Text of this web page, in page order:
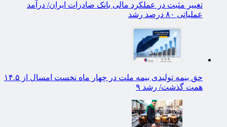
تغییر مثبت در عملکرد مالی بانک صادرات ایران/ درآمد
عملیاتی ۸۰ درصد رشد
حق بیمه تولیدی بیمه ملت در چهار ماه نخست امسال از ۱۴.۵
همت گذشت/ رشد ۹